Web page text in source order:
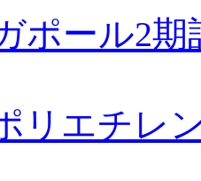
ポール2期
リエチレ